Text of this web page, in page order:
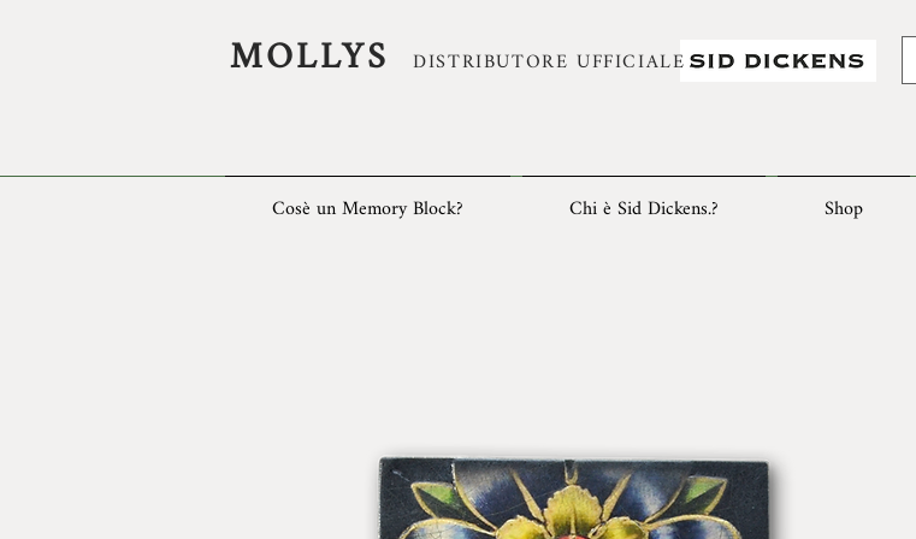
MOLLYS DISTRIBUTORE UFFICIALE
Cosè un Memory Block? Chi è Sid Dickens.? Shop